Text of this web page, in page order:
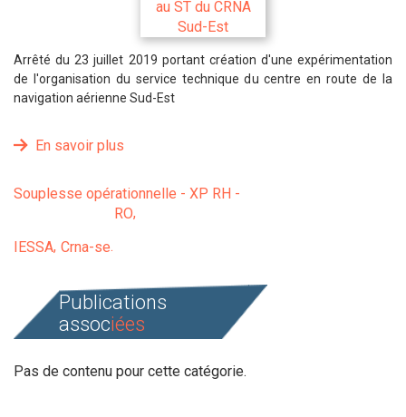
Arrêté du 23 juillet 2019 portant création d'une expérimentation
de l'organisation du service technique du centre en route de la
navigation aérienne Sud-Est
En savoir plus
Souplesse opérationnelle - XP RH -
RO
IESSA Crna-se
Publications
associées
Pas de contenu pour cette catégorie.